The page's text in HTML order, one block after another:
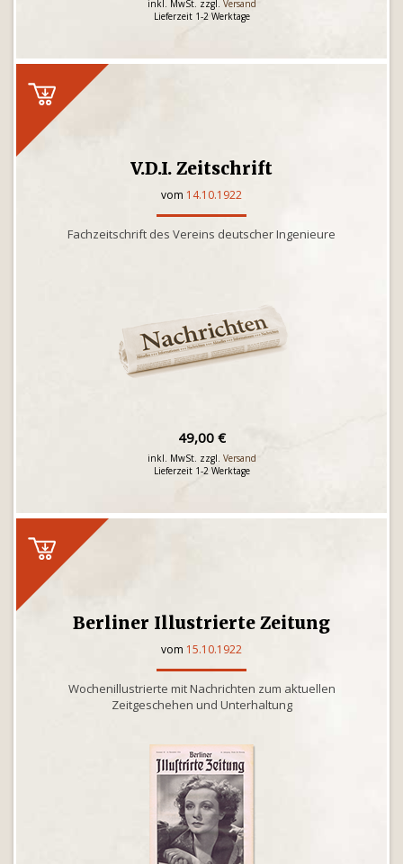
inkl. MwSt. zzgl. Versand
Lieferzeit 1-2 Werktage
V.D.I. Zeitschrift
vom 14.10.1922
Fachzeitschrift des Vereins deutscher Ingenieure
49,00 €
inkl. MwSt. zzgl. Versand
Lieferzeit 1-2 Werktage
Berliner Illustrierte Zeitung
vom 15.10.1922
Wochenillustrierte mit Nachrichten zum aktuellen
Zeitgeschehen und Unterhaltung